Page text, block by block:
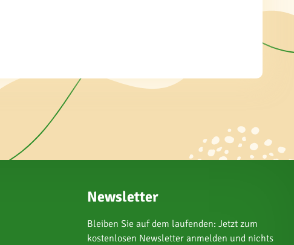
Newsletter
Bleiben Sie auf dem laufenden: Jetzt zum
kostenlosen Newsletter anmelden und nichts